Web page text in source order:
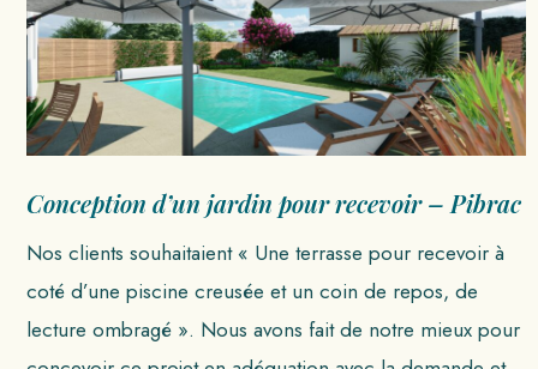
Conception d’un jardin pour recevoir – Pibrac
Nos clients souhaitaient « Une terrasse pour recevoir à
coté d’une piscine creusée et un coin de repos, de
lecture ombragé ». Nous avons fait de notre mieux pour